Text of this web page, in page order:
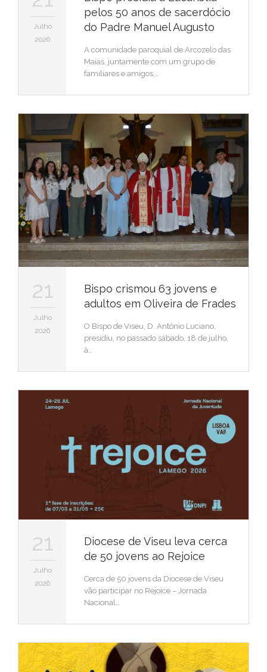
Julho
2026
pelos 50 anos de sacerdócio
do Padre Manuel Augusto
A comunidade paroquial de Arcozelo das
Maias, juntamente com um grupo de
familiares e amigos,…
21
Julho
2026
Bispo crismou 63 jovens e
adultos em Oliveira de Frades
O Bispo de Viseu, D. António Luciano,
presidiu, no passado sábado, 18 de julho,
à…
21
Julho
2026
Diocese de Viseu leva cerca
de 50 jovens ao Rejoice
Cerca de 50 jovens da Diocese de Viseu
vão participar no Rejoice – Jornada
Nacional…